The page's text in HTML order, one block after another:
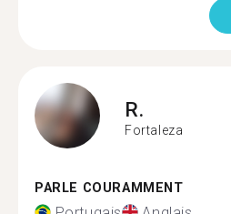
R.
Fortaleza
PARLE COURAMMENT